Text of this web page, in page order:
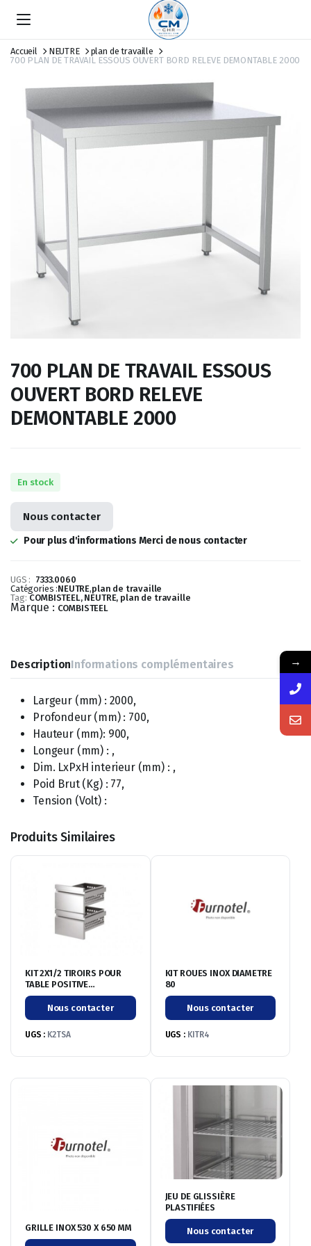
Accueil NEUTRE
plan de travaille
700 PLAN DE TRAVAIL ESSOUS OUVERT BORD RELEVE DEMONTABLE 2000
700 PLAN DE TRAVAIL ESSOUS
OUVERT BORD RELEVE
DEMONTABLE 2000
En stock
Nous contacter
Pour plus d'informations Merci de nous contacter
UGS : 7333.0060
Catégories :NEUTRE,plan de travaille
Tag: COMBISTEEL, NEUTRE, plan de travaille
Marque : COMBISTEEL
DescriptionInformations complémentaires
Largeur (mm) : 2000,
Profondeur (mm) : 700,
Hauteur (mm): 900,
Longeur (mm) : ,
Dim. LxPxH interieur (mm) : ,
Poid Brut (Kg) : 77,
Tension (Volt) :
Produits Similaires
KIT 2X1/2 TIROIRS POUR
TABLE POSITIVE
ACCESSOIRE
Nous contacter
UGS : K2TSA
KIT ROUES INOX DIAMETRE
80
Nous contacter
UGS : KITR4
GRILLE INOX 530 X 650 MM
JEU DE GLISSIÈRE
PLASTIFIÉES
Nous contacter
→